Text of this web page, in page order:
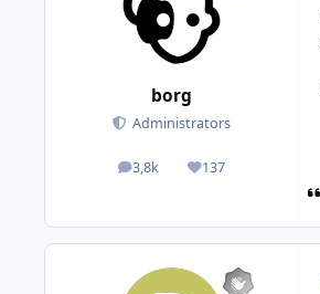
borg
Administrators
3,8k
posts 137
Reputation